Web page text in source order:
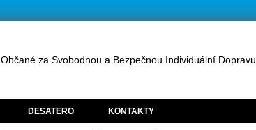
Občané za Svobodnou a Bezpečnou Individuální Dopravu
DESATERO KONTAKTY